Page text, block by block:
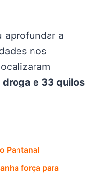
aprofundar a
nos
e 33 quilos
Pantanal
força para